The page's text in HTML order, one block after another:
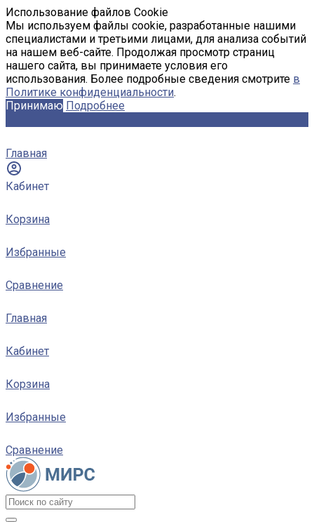
Использование файлов Cookie
Мы используем файлы cookie, разработанные нашими
специалистами и третьими лицами, для анализа событий
на нашем веб-сайте. Продолжая просмотр страниц
нашего сайта, вы принимаете условия его
использования. Более подробные сведения смотрите в
Политике конфиденциальности.
Принимаю Подробнее
Главная
Кабинет
Корзина
Избранные
Сравнение
Главная
Кабинет
Корзина
Избранные
Сравнение